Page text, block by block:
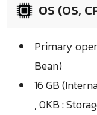
OS (OS,
Primary
Bean)
16 GB
, 0KB :